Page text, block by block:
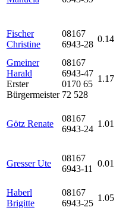
Fischer
Christine
08167
6943-28
0.14
Gmeiner
Harald
Erster
Bürgermeister
08167
6943-47
0170 65
72 528
1.17
Götz Renate
08167
6943-24
1.01
Gresser Ute
08167
6943-11
0.01
Haberl
Brigitte
08167
6943-25
1.05